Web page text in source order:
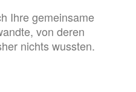
Ihre gemeinsame
von deren
nichts wussten.